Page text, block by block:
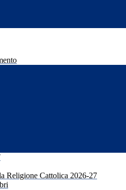
Religione Cattolica 2026-27